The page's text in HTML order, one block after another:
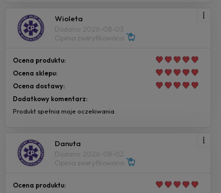
Wioleta
Dodano: 2026-08-03
Opinia zweryfikowana
Ocena produktu:
Ocena sklepu:
Ocena dostawy:
Dodatkowy komentarz:
Produkt spełnia moje oczekiwania
Danuta
Dodano: 2026-08-02
Opinia zweryfikowana
Ocena produktu: